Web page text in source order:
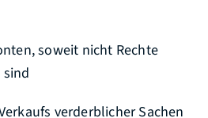
soweit nicht Rechte
verderblicher Sachen